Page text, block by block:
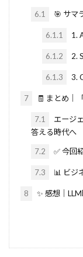
6.1 🎯 サマ
6.1.1 1.
6.1.2 2.
6.1.3 3.
7 🧾 まとめ｜
7.1
エージ
答える時代へ
7.2 ✅ 今回
7.3 📊 ビジ
8 ✨ 感想｜